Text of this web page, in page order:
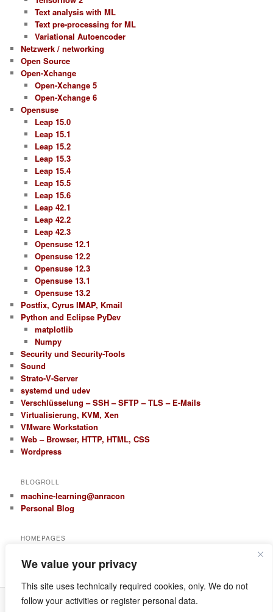
We value your privacy
This site uses technically required cookies, only. We do not
follow your activities or register personal data.
Text analysis with ML
Text pre-processing for ML
Variational Autoencoder
Netzwerk / networking
Open Source
Open-Xchange
Open-Xchange 5
Open-Xchange 6
Opensuse
Leap 15.0
Leap 15.1
Leap 15.2
Leap 15.3
Leap 15.4
Leap 15.5
Leap 15.6
Leap 42.1
Leap 42.2
Leap 42.3
Opensuse 12.1
Opensuse 12.2
Opensuse 12.3
Opensuse 13.1
Opensuse 13.2
Postfix, Cyrus IMAP, Kmail
Python and Eclipse PyDev
matplotlib
Numpy
Security und Security-Tools
Sound
Strato-V-Server
systemd und udev
Verschlüsselung – SSH – SFTP – TLS – E-Mails
Virtualisierung, KVM, Xen
VMware Workstation
Web – Browser, HTTP, HTML, CSS
Wordpress
BLOGROLL
machine-learning@anracon
Personal Blog
HOMEPAGES
anracom.com